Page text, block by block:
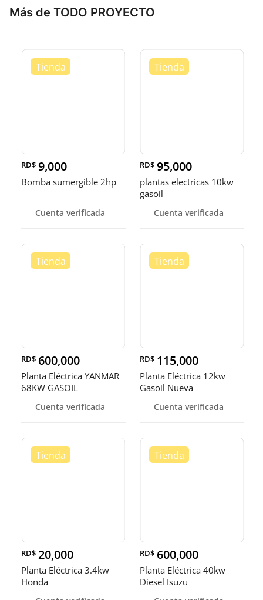
Más de TODO PROYECTO
RD$ 9,000
Bomba sumergible 2hp
Cuenta verificada
RD$ 95,000
plantas electricas 10kw
gasoil
Cuenta verificada
RD$ 600,000
Planta Eléctrica YANMAR
68KW GASOIL
Cuenta verificada
RD$ 115,000
Planta Eléctrica 12kw
Gasoil Nueva
Cuenta verificada
RD$ 20,000
Planta Eléctrica 3.4kw
Honda
RD$ 600,000
Planta Eléctrica 40kw
Diesel Isuzu